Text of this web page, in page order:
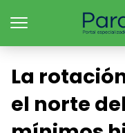
La
el norte